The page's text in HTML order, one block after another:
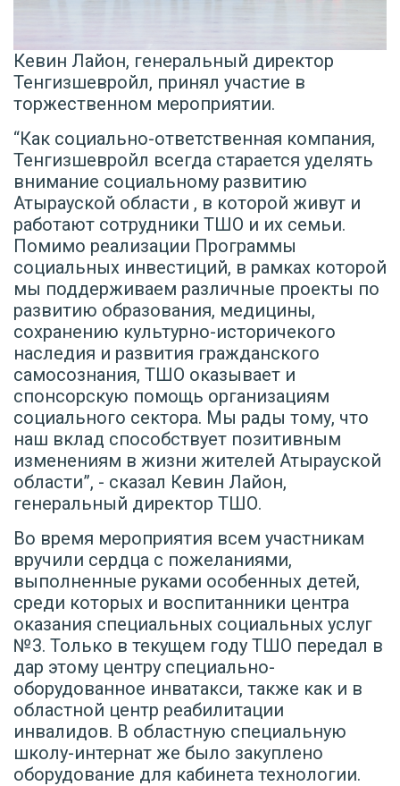
Кевин Лайон, генеральный директор
Тенгизшевройл, принял участие в
торжественном мероприятии.
“Как социально-ответственная компания,
Тенгизшевройл всегда старается уделять
внимание социальному развитию
Атырауской области , в которой живут и
работают сотрудники ТШО и их семьи.
Помимо реализации Программы
социальных инвестиций, в рамках которой
мы поддерживаем различные проекты по
развитию образования, медицины,
сохранению культурно-историчекого
наследия и развития гражданского
самосознания, ТШО оказывает и
спонсорскую помощь организациям
социального сектора. Мы рады тому, что
наш вклад способствует позитивным
изменениям в жизни жителей Атырауской
области”, - сказал Кевин Лайон,
генеральный директор ТШО.
Во время мероприятия всем участникам
вручили сердца с пожеланиями,
выполненные руками особенных детей,
среди которых и воспитанники центра
оказания специальных социальных услуг
№3. Только в текущем году ТШО передал в
дар этому центру специально-
оборудованное инватакси, также как и в
областной центр реабилитации
инвалидов. В областную специальную
школу-интернат же было закуплено
оборудование для кабинета технологии.